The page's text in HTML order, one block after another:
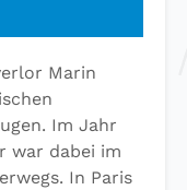
Marin
Im Jahr
war dabei im
In Paris